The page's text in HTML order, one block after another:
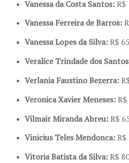
Vanessa da Costa Santos:R$
Vanessa Ferreira de Barros:
Vanessa Lopes da Silva:R$
Veralice Trindade dos
Verlania Faustino Bezerra:
Veronica Xavier Meneses:R$
Vilmair Miranda Abreu:R$
Vinicius Teles Mendonca:R$
Vitoria Batista da Silva:R$